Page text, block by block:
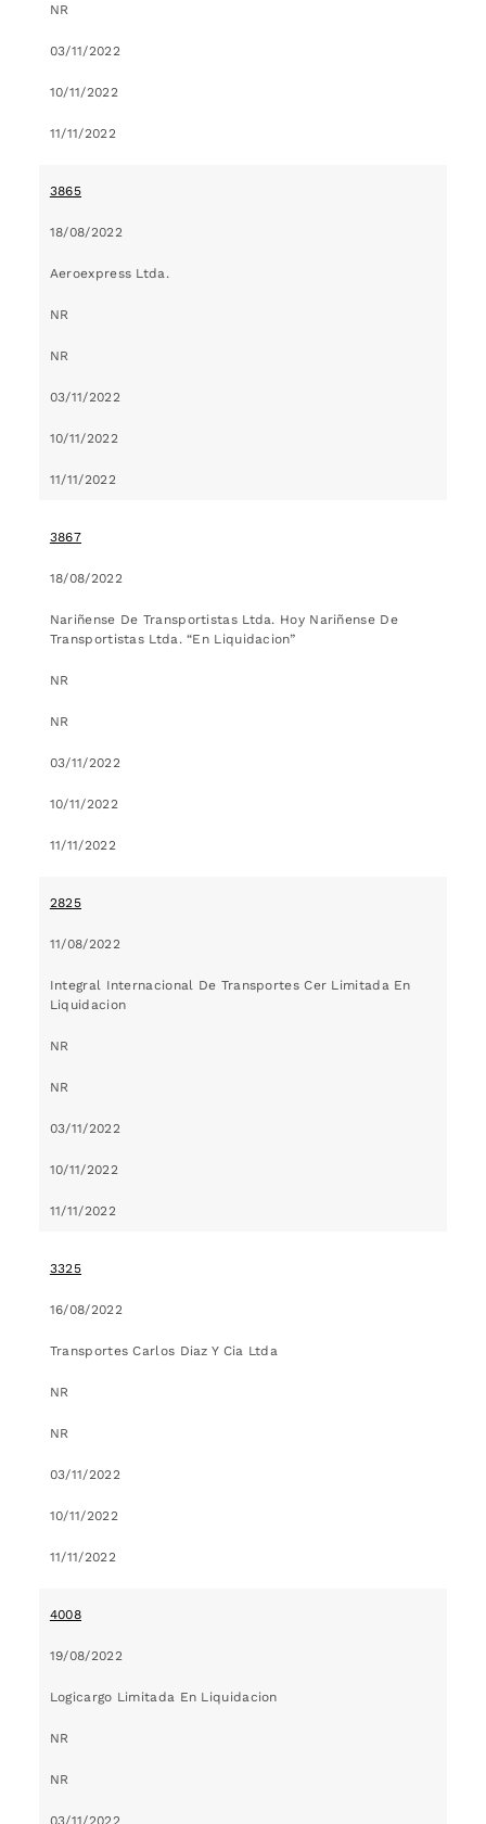
NR
03/11/2022
10/11/2022
11/11/2022
3865
18/08/2022
Aeroexpress Ltda.
NR
NR
03/11/2022
10/11/2022
11/11/2022
3867
18/08/2022
Nariñense De Transportistas Ltda. Hoy Nariñense De
Transportistas Ltda. “En Liquidacion”
NR
NR
03/11/2022
10/11/2022
11/11/2022
2825
11/08/2022
Integral Internacional De Transportes Cer Limitada En
Liquidacion
NR
NR
03/11/2022
10/11/2022
11/11/2022
3325
16/08/2022
Transportes Carlos Diaz Y Cia Ltda
NR
NR
03/11/2022
10/11/2022
11/11/2022
4008
19/08/2022
Logicargo Limitada En Liquidacion
NR
NR
03/11/2022